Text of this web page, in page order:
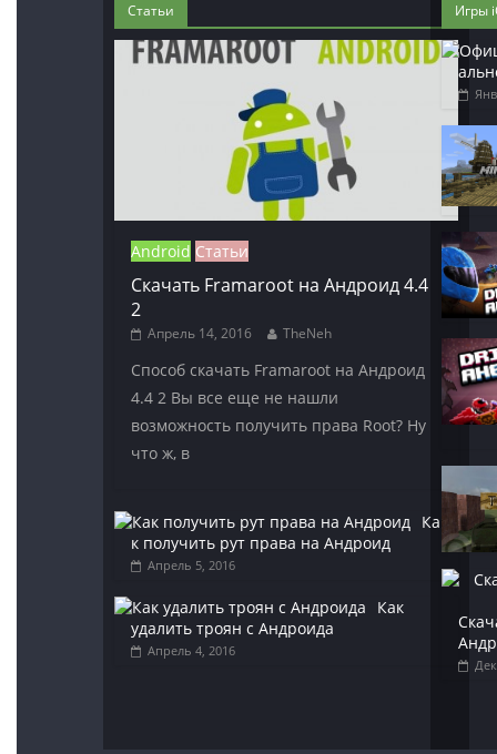
Статьи
Android Статьи
Скачать Framaroot на Андроид 4.4
2
Апрель 14, 2016 TheNeh
Способ скачать Framaroot на Андроид
4.4 2 Вы все еще не нашли
возможность получить права Root? Ну
что ж, в
Ка
к получить рут права на Андроид
Апрель 5, 2016
Как
удалить троян с Андроида
Апрель 4, 2016
Игры